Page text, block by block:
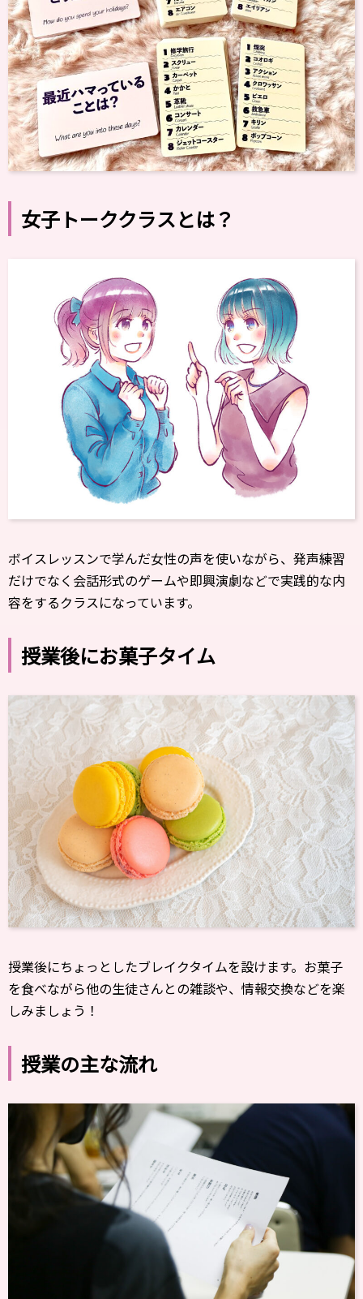
女子トーククラスとは？
ボイスレッスンで学んだ女性の声を使いながら、発声練習
だけでなく会話形式のゲームや即興演劇などで実践的な内
容をするクラスになっています。
授業後にお菓子タイム
授業後にちょっとしたブレイクタイムを設けます。お菓子
を食べながら他の生徒さんとの雑談や、情報交換などを楽
しみましょう！
授業の主な流れ